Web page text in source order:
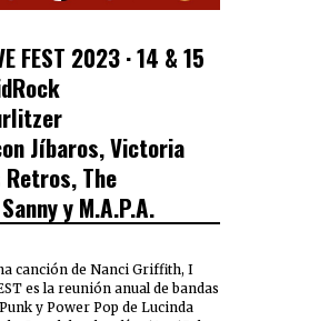
FEST 2023 · 14 & 15
Jíbaros, Victoria
Retros, The
y M.A.P.A.
canción de Nanci Griffith, I
es la reunión anual de bandas
y Power Pop de Lucinda